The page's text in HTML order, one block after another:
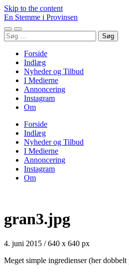
Skip to the content
En Stemme i Provinsen
Toggle
mobile
Toggle
search
Søg
efter:
Forside
Indlæg
Nyheder og Tilbud
I Medierne
Annoncering
Instagram
Om
Forside
Indlæg
Nyheder og Tilbud
I Medierne
Annoncering
Instagram
Om
gran3.jpg
4. juni 2015 /640 x 640 px
Meget simple ingredienser (her dobbelt